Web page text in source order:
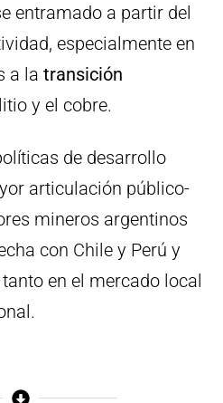
entramado a partir del
especialmente en
a la transición
y el cobre.
de desarrollo
articulación público-
mineros argentinos
con Chile y Perú y
en el mercado local